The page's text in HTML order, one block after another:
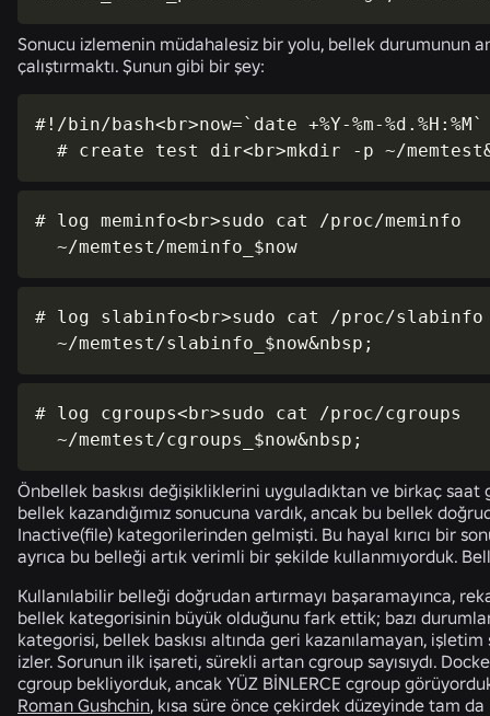
Sonucu izlemenin müdahalesiz bir yolu, bellek durumunun
çalıştırmaktı. Şunun gibi bir şey:
#!/bin/bash<br>now=`date +%Y-%m-%d.%H:%M`
# create test dir<br>mkdir -p ~/
# log meminfo<br>sudo cat /proc/meminfo
  ~/memtest/meminfo_$now
# log slabinfo<br>sudo cat /proc/slabinfo
  ~/memtest/slabinfo_$now&nbsp;
# log cgroups<br>sudo cat /proc/cgroups
  ~/memtest/cgroups_$now&nbsp;
Önbellek baskısı değişikliklerini uyguladıktan ve birkaç
bellek kazandığımız sonucuna vardık, ancak bu bellek
Inactive(file) kategorilerinden gelmişti. Bu hayal kırıcı bir
ayrıca bu belleği artık verimli bir şekilde kullanmıyorduk.
Kullanılabilir belleği doğrudan artırmayı başaramayınca,
bellek kategorisinin büyük olduğunu fark ettik; bazı
kategorisi, bellek baskısı altında geri kazanılamayan,
izler. Sorunun ilk işareti, sürekli artan cgroup sayısıydı.
cgroup bekliyorduk, ancak YÜZ BİNLERCE cgroup
Roman Gushchin, kısa süre önce çekirdek düzeyinde tam